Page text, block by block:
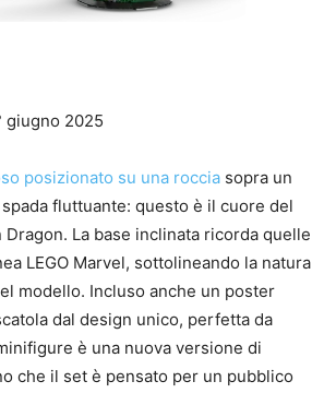
giugno 2025
posizionato su una roccia sopra un
fluttuante: questo è il cuore del
Dragon. La base inclinata ricorda quelle
LEGO Marvel, sottolineando la natura
modello. Incluso anche un poster
dal design unico, perfetta da
è una nuova versione di
che il set è pensato per un pubblico